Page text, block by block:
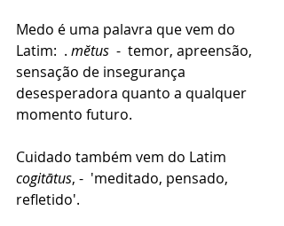
Medo é uma palavra que vem do
Latim:  . mĕtus
  -  temor, apreensão,
sensação de insegurança
desesperadora quanto a qualquer
momento futuro.
Cuidado também vem do Latim
cogitātus, -  'meditado, pensado,
refletido'.